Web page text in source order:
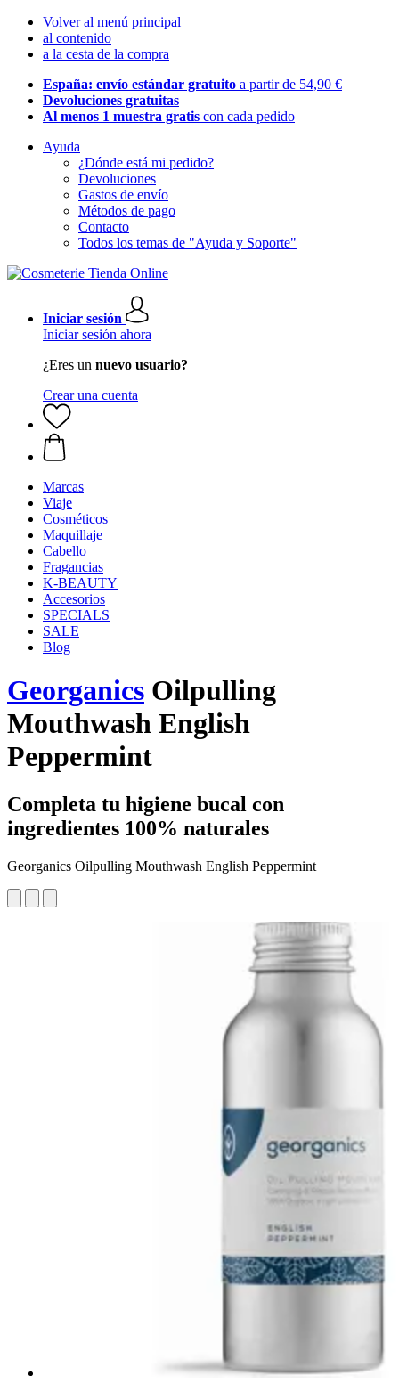
Volver al menú principal
al contenido
a la cesta de la compra
España: envío estándar gratuito a partir de 54,90 €
Devoluciones gratuitas
Al menos 1 muestra gratis con cada pedido
Ayuda
¿Dónde está mi pedido?
Devoluciones
Gastos de envío
Métodos de pago
Contacto
Todos los temas de "Ayuda y Soporte"
Iniciar sesión
Iniciar sesión ahora
¿Eres un nuevo usuario?
Crear una cuenta
Marcas
Viaje
Cosméticos
Maquillaje
Cabello
Fragancias
K-BEAUTY
Accesorios
SPECIALS
SALE
Blog
Georganics Oilpulling
Mouthwash English
Peppermint
Completa tu higiene bucal con
ingredientes 100% naturales
Georganics Oilpulling Mouthwash English Peppermint